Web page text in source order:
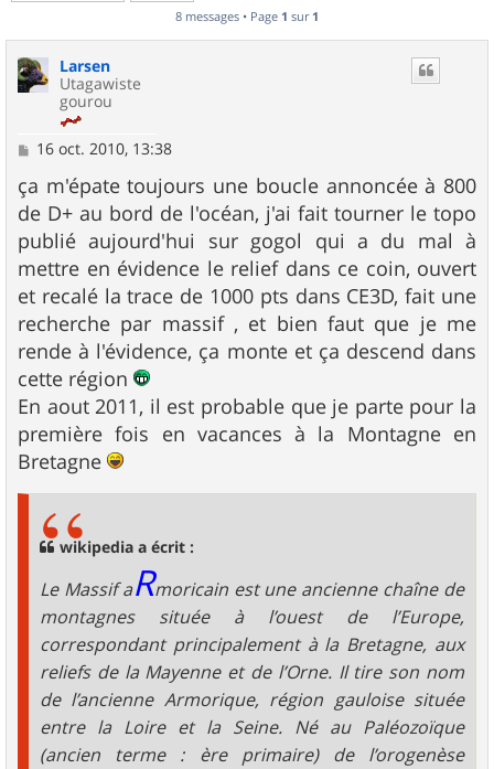
8 messages • Page 1 sur 1
Larsen
Utagawiste
gourou
M
s
s
a
g
e
16 oct. 2010, 13:38
ça m'épate toujours une boucle annoncée à 800
de D+ au bord de l'océan, j'ai fait tourner le topo
publié aujourd'hui sur gogol qui a du mal à
mettre en évidence le relief dans ce coin, ouvert
et recalé la trace de 1000 pts dans CE3D, fait une
recherche par massif , et bien faut que je me
rende à l'évidence, ça monte et ça descend dans
cette région
En aout 2011, il est probable que je parte pour la
première fois en vacances à la Montagne en
Bretagne
wikipedia a écrit :
Le Massif aRmoricain est une ancienne chaîne de
montagnes située à l’ouest de l’Europe,
correspondant principalement à la Bretagne, aux
reliefs de la Mayenne et de l’Orne. Il tire son nom
de l’ancienne Armorique, région gauloise située
entre la Loire et la Seine. Né au Paléozoïque
(ancien terme : ère primaire) de l’orogenèse